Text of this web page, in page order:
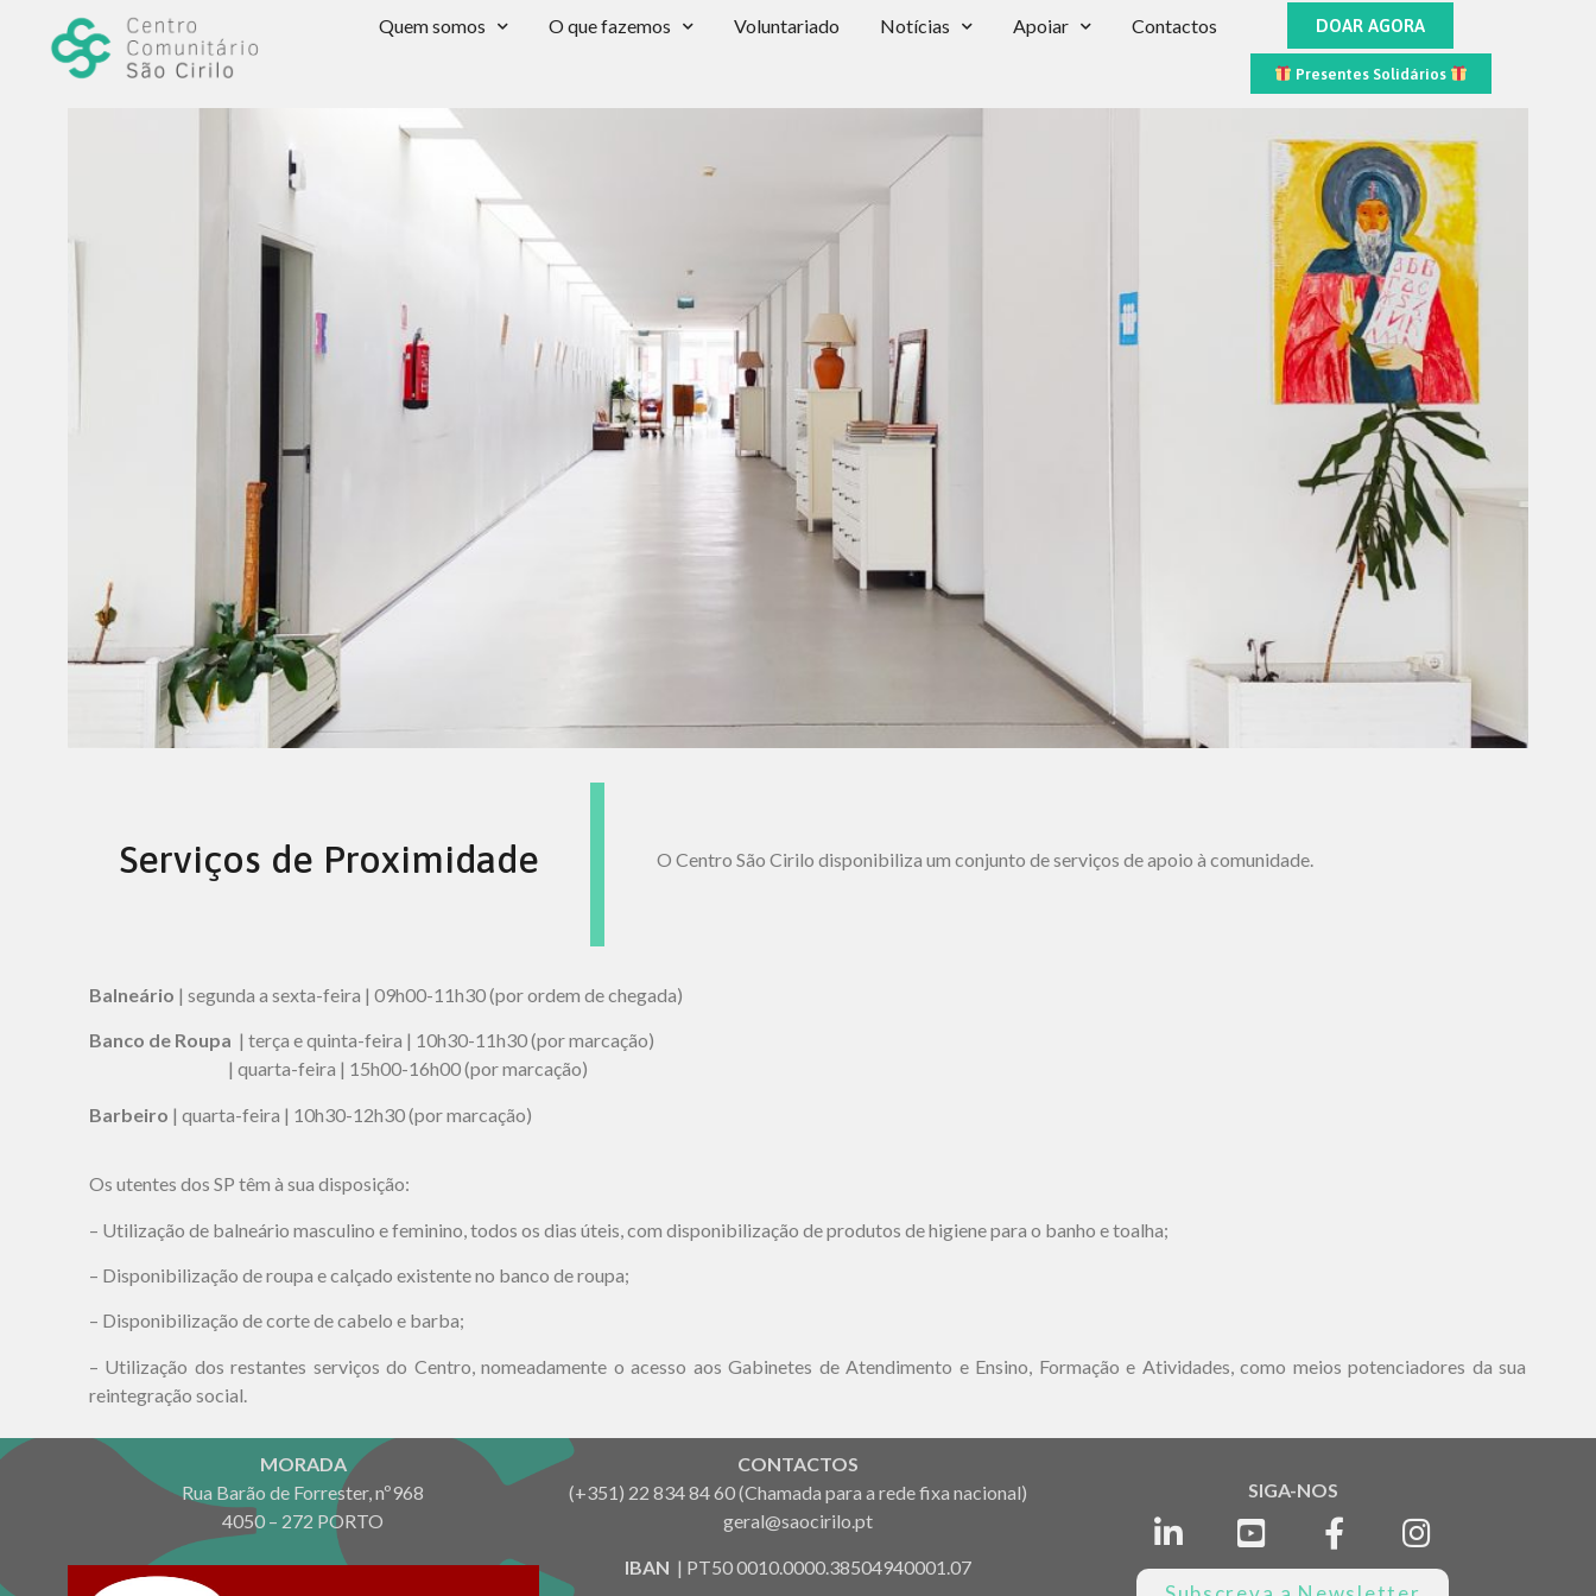
Quem somos O que fazemos Voluntariado Notícias Apoiar Contactos DOAR AGORA
Presentes Solidários
Serviços de Proximidade O Centro São Cirilo disponibiliza um conjunto de serviços de apoio à comunidade.
Balneário | segunda a sexta-feira | 09h00-11h30 (por ordem de chegada)
Banco de Roupa | terça e quinta-feira | 10h30-11h30 (por marcação)
| quarta-feira | 15h00-16h00 (por marcação)
Barbeiro | quarta-feira | 10h30-12h30 (por marcação)
Os utentes dos SP têm à sua disposição:
– Utilização de balneário masculino e feminino, todos os dias úteis, com disponibilização deprodutos de higiene para o banho e toalha;
– Disponibilização de roupa e calçado existente no banco de roupa;
– Disponibilização de corte de cabelo e barba;
– Utilização dos restantes serviços do Centro, nomeadamente o acesso aos Gabinetes de Atendimento e Ensino, Formação e Atividades, como meios potenciadores da sua
reintegração social.
MORADA
Rua Barão de Forrester, nº968
4050 – 272 PORTO
CONTACTOS
(+351) 22 834 84 60 (Chamada para a rede fixa nacional)
geral@saocirilo.pt
IBAN | PT50 0010.0000.38504940001.07
SIGA-NOS